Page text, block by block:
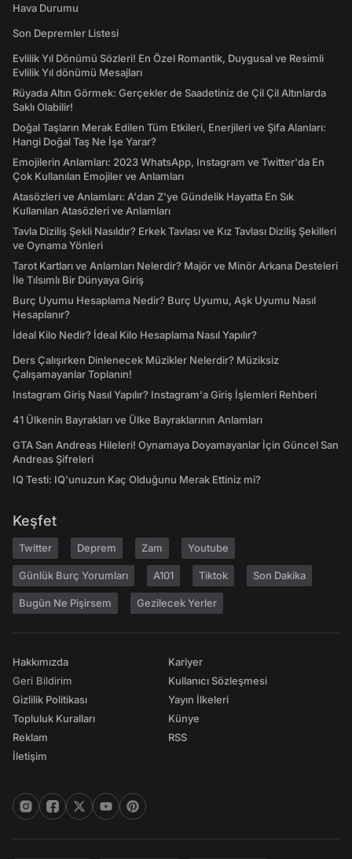
Hava Durumu
Son Depremler Listesi
Evlilik Yıl Dönümü Sözleri! En Özel Romantik, Duygusal ve Resimli
Evlilik Yıl dönümü Mesajları
Rüyada Altın Görmek: Gerçekler de Saadetiniz de Çil Çil Altınlarda
Saklı Olabilir!
Doğal Taşların Merak Edilen Tüm Etkileri, Enerjileri ve Şifa Alanları:
Hangi Doğal Taş Ne İşe Yarar?
Emojilerin Anlamları: 2023 WhatsApp, Instagram ve Twitter'da En
Çok Kullanılan Emojiler ve Anlamları
Atasözleri ve Anlamları: A'dan Z'ye Gündelik Hayatta En Sık
Kullanılan Atasözleri ve Anlamları
Tavla Diziliş Şekli Nasıldır? Erkek Tavlası ve Kız Tavlası Diziliş Şekilleri
ve Oynama Yönleri
Tarot Kartları ve Anlamları Nelerdir? Majör ve Minör Arkana Desteleri
İle Tılsımlı Bir Dünyaya Giriş
Burç Uyumu Hesaplama Nedir? Burç Uyumu, Aşk Uyumu Nasıl
Hesaplanır?
İdeal Kilo Nedir? İdeal Kilo Hesaplama Nasıl Yapılır?
Ders Çalışırken Dinlenecek Müzikler Nelerdir? Müziksiz
Çalışamayanlar Toplanın!
Instagram Giriş Nasıl Yapılır? Instagram'a Giriş İşlemleri Rehberi
41 Ülkenin Bayrakları ve Ülke Bayraklarının Anlamları
GTA San Andreas Hileleri! Oynamaya Doyamayanlar İçin Güncel San
Andreas Şifreleri
IQ Testi: IQ'unuzun Kaç Olduğunu Merak Ettiniz mi?
Keşfet
Twitter Deprem Zam Youtube
Günlük Burç Yorumları A101 Tiktok Son Dakika
Bugün Ne Pişirsem Gezilecek Yerler
Hakkımızda
Geri Bildirim
Gizlilik Politikası
Topluluk Kuralları
Reklam
İletişim
Kariyer
Kullanıcı Sözleşmesi
Yayın İlkeleri
Künye
RSS